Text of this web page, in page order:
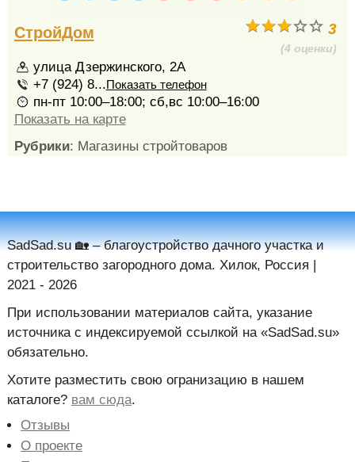
3
(4 оценки)
СтройДом
улица Дзержинского, 2А
+7 (924) 8...Показать телефон
пн-пт 10:00–18:00; сб,вс 10:00–16:00
Показать на карте
Рубрики: Магазины стройтоваров
SadSad.su 🏡️ – благоустройство дачного участка и
строительство загородного дома. Хилок, Россия |
2021 - 2026
При использовании материалов сайта, указание
источника с индексируемой ссылкой на «SadSad.su»
обязательно.
Хотите разместить свою огранизацию в нашем
каталоге? вам сюда.
Отзывы